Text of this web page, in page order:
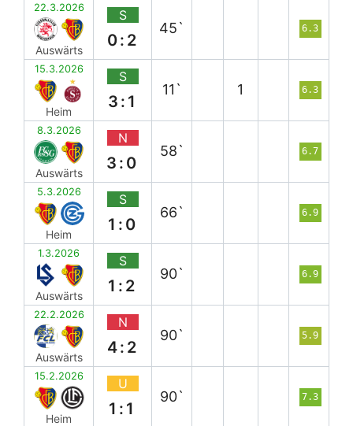
22.3.2026
Auswärts
S
0:2
45` 6.3
15.3.2026
Heim
S
3:1
11` 1 6.3
8.3.2026
Auswärts
N
3:0
58` 6.7
5.3.2026
Heim
S
1:0
66` 6.9
1.3.2026
Auswärts
S
1:2
90` 6.9
22.2.2026
Auswärts
N
4:2
90` 5.9
15.2.2026
Heim
U
1:1
90` 7.3